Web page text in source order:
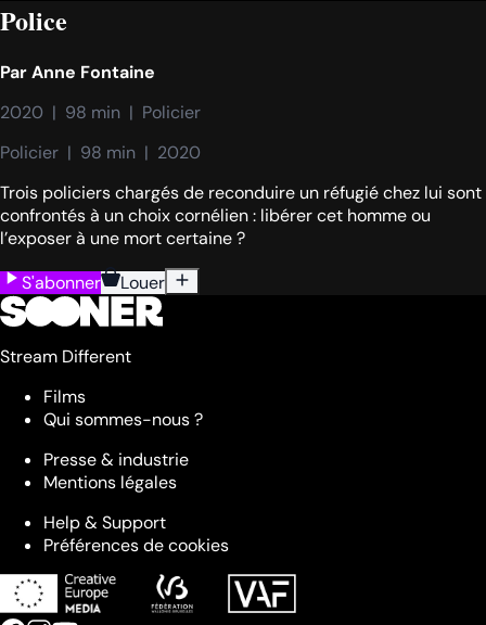
Police
ParAnne Fontaine
2020  |  98 min  |  Policier
Policier  |  98 min  |  2020
Trois policiers chargés de reconduire un réfugié chez lui sont
confrontés à un choix cornélien : libérer cet homme ou
l’exposer à une mort certaine ?
S'abonner
Louer
Stream Different
Films
Qui sommes-nous ?
Presse & industrie
Mentions légales
Help & Support
Préférences de cookies